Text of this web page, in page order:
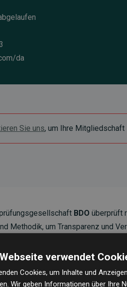
da
Sie uns, um Ihre
BDO überprüft
Methodik, um Transparenz und
dass unsere Investitionen
% der geschätzten CO₂-
verwendet
Cookies, um Inhalte und
Wir geben Informationen über Ihre